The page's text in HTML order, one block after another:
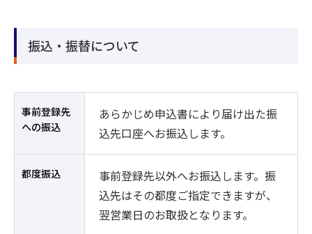
振込・振替について
事前登録先
への振込
あらかじめ申込書により届け出た振
込先口座へお振込します。
都度振込
事前登録先以外へお振込します。振
込先はその都度ご指定できますが、
翌営業日のお取扱となります。